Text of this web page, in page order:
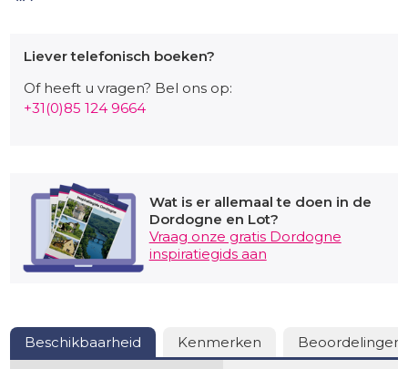
Omgeving
Lange wandelingen maken, zwemmen in de rivier de
Vézère en mooie dorpen bezoeken zoals Montignac,
Liever telefonisch boeken?
Of heeft u vragen? Bel ons op:
+31(0)85 124 9664
Wat is er allemaal te doen in de
Dordogne en Lot?
Vraag onze gratis Dordogne
inspiratiegids aan
Beschikbaarheid Kenmerken Beoordelingen